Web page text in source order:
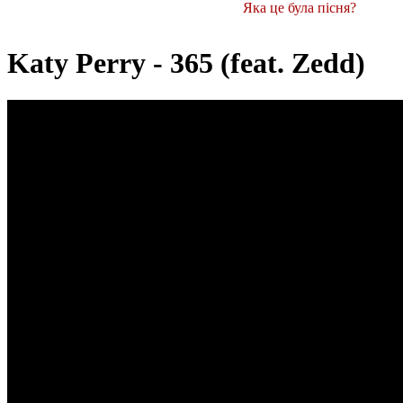
Яка це була пісня?
Katy Perry - 365 (feat. Zedd)